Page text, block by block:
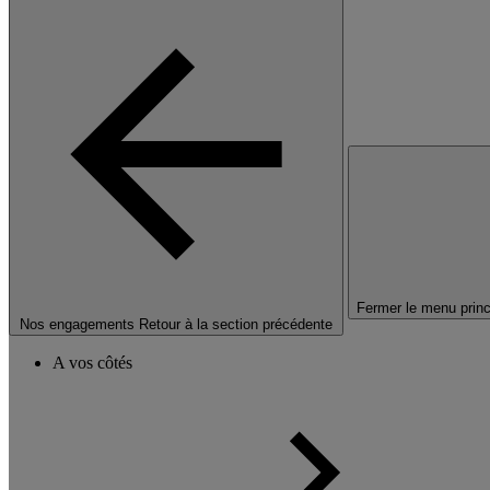
Nos engagements Retour à la section précédente
Fermer le menu
A vos côtés